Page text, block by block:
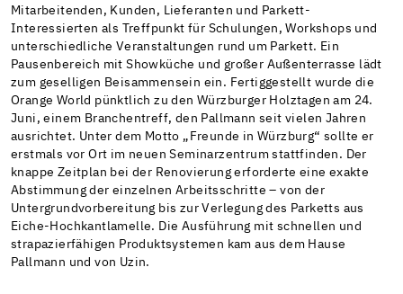
Mitarbeitenden, Kunden, Lieferanten und Parkett-
Interessierten als Treffpunkt für Schulungen, Workshops und
unterschiedliche Veranstaltungen rund um Parkett. Ein
Pausenbereich mit Showküche und großer Außenterrasse lädt
zum geselligen Beisammensein ein. Fertiggestellt wurde die
Orange World pünktlich zu den Würzburger Holztagen am 24.
Juni, einem Branchentreff, den Pallmann seit vielen Jahren
ausrichtet. Unter dem Motto „Freunde in Würzburg“ sollte er
erstmals vor Ort im neuen Seminarzentrum stattfinden. Der
knappe Zeitplan bei der Renovierung erforderte eine exakte
Abstimmung der einzelnen Arbeitsschritte – von der
Untergrundvorbereitung bis zur Verlegung des Parketts aus
Eiche-Hochkantlamelle. Die Ausführung mit schnellen und
strapazierfähigen Produktsystemen kam aus dem Hause
Pallmann und von Uzin.